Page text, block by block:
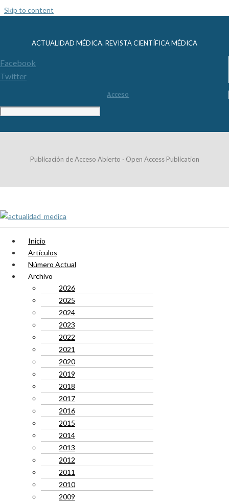
Skip to content
ACTUALIDAD MÉDICA. REVISTA CIENTÍFICA MÉDICA
Facebook
Twitter
Acceso
Publicación de Acceso Abierto · Open Access Publication
Inicio
Artículos
Número Actual
Archivo
2026
2025
2024
2023
2022
2021
2020
2019
2018
2017
2016
2015
2014
2013
2012
2011
2010
2009